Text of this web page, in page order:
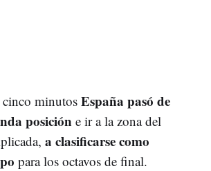
minutos España pasó de
posición e ir a la zona del
a clasificarse como
para los octavos de final.